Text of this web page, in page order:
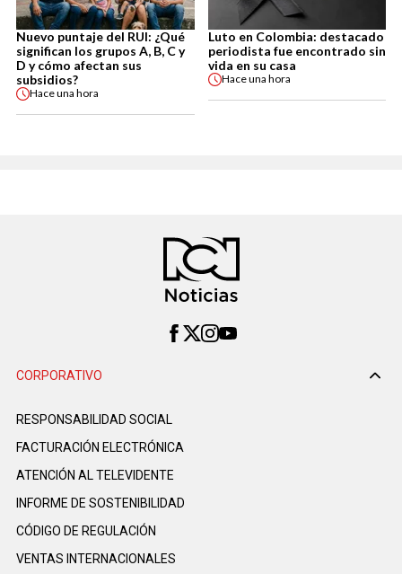
Nuevo puntaje del RUI: ¿Qué
significan los grupos A, B, C y
D y cómo afectan sus
subsidios?
Haceuna hora
Luto en Colombia: destacado
periodista fue encontrado sin
vida en su casa
Haceuna hora
CORPORATIVO
RESPONSABILIDAD SOCIAL
FACTURACIÓN ELECTRÓNICA
ATENCIÓN AL TELEVIDENTE
INFORME DE SOSTENIBILIDAD
CÓDIGO DE REGULACIÓN
VENTAS INTERNACIONALES